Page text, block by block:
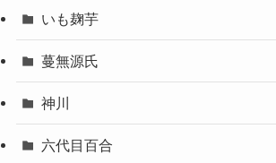
いも麹芋
蔓無源氏
神川
六代目百合